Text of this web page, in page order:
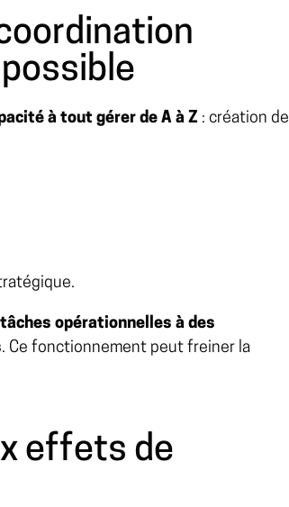
à tout gérer de A à Z : création de
opérationnelles à des
. Ce fonctionnement peut freiner la
effets de